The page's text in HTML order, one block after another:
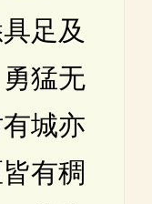
足及
猛无
城亦
有稠